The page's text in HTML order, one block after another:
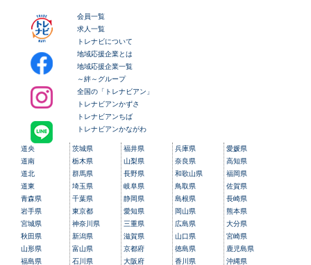
会員一覧
求人一覧
トレナビについて
地域応援企業とは
地域応援企業一覧
～絆～グループ
全国の「トレナビアン」
トレナビアンかずさ
トレナビアンちば
トレナビアンかながわ
道央
道南
道北
道東
青森県
岩手県
宮城県
秋田県
山形県
福島県
茨城県
栃木県
群馬県
埼玉県
千葉県
東京都
神奈川県
新潟県
富山県
石川県
福井県
山梨県
長野県
岐阜県
静岡県
愛知県
三重県
滋賀県
京都府
大阪府
兵庫県
奈良県
和歌山県
鳥取県
島根県
岡山県
広島県
山口県
徳島県
香川県
愛媛県
高知県
福岡県
佐賀県
長崎県
熊本県
大分県
宮崎県
鹿児島県
沖縄県